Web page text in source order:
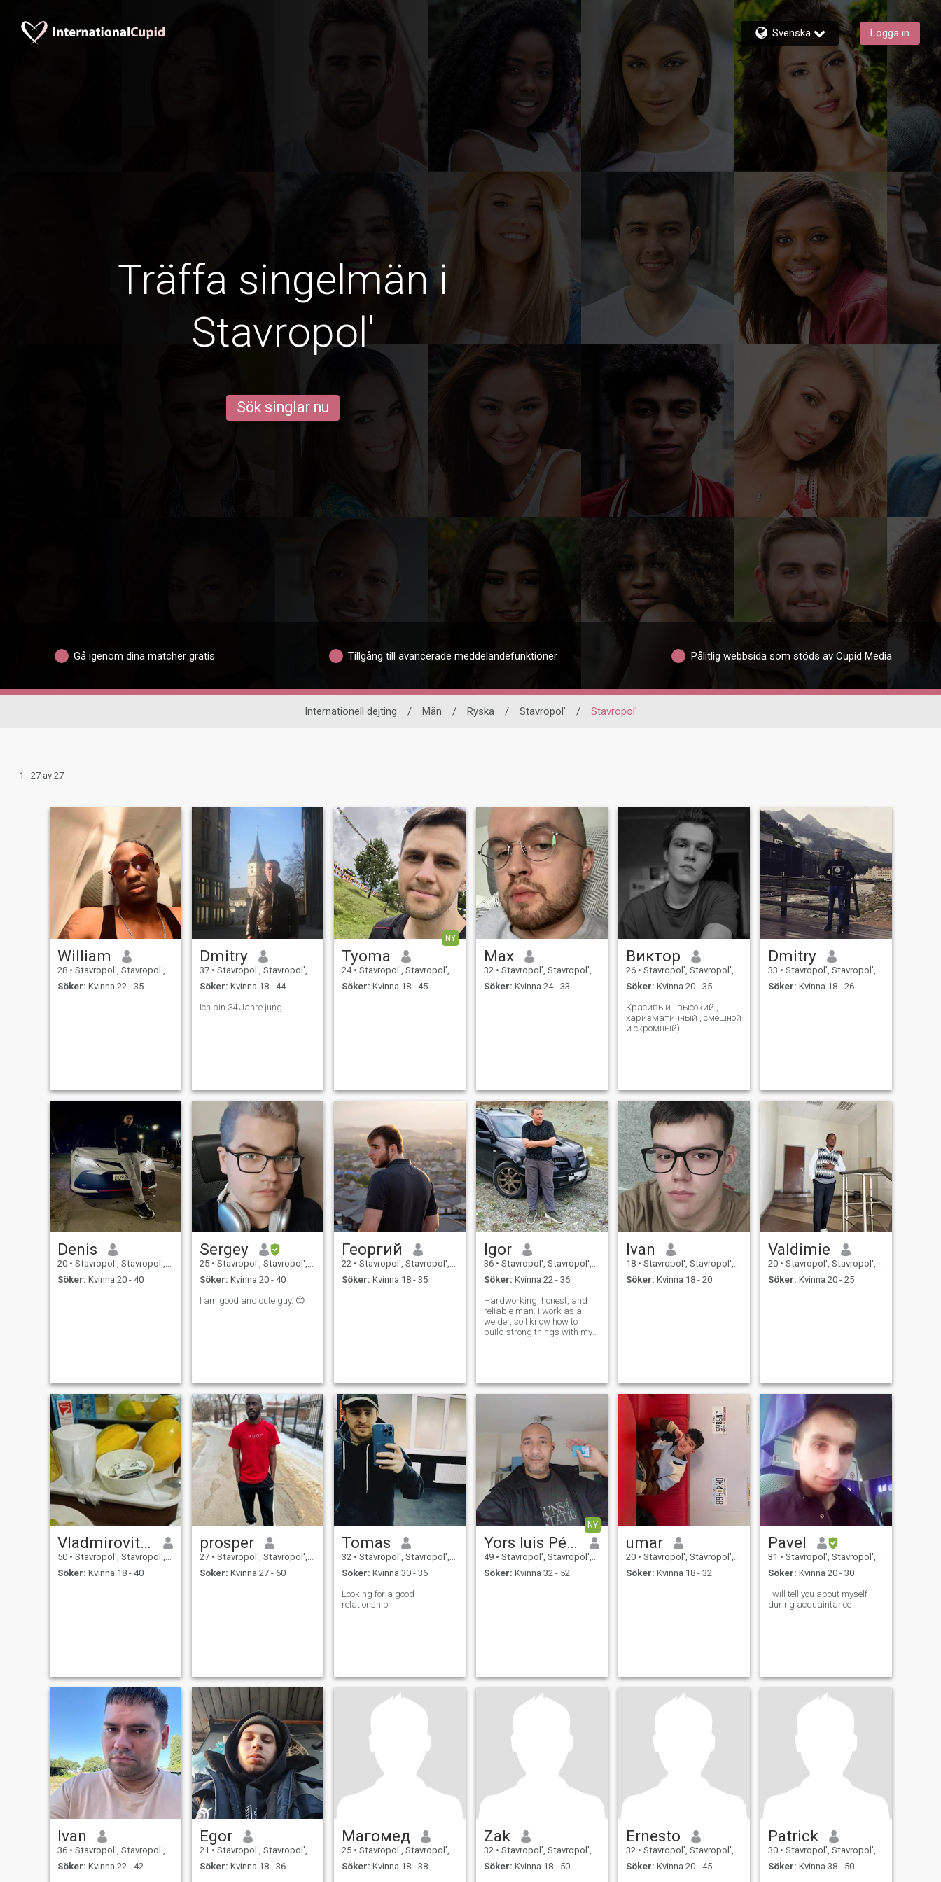
Svenska Logga in
Träffa singelmän i
Stavropol'
Sök singlar nu
Gå igenom dina matcher gratis Tillgång till avancerade meddelandefunktioner Pålitlig webbsida som stöds av Cupid Media
Internationell dejting / Män / Ryska / Stavropol' / Stavropol'
1 - 27 av 27
William
28 • Stavropol', Stavropol', Ryssland
Söker: Kvinna 22 - 35
Dmitry
37 • Stavropol', Stavropol', Ryssland
Söker: Kvinna 18 - 44
Ich bin 34 Jahre jung
NY
Tyoma
24 • Stavropol', Stavropol', Ryssland
Söker: Kvinna 18 - 45
Max
32 • Stavropol', Stavropol', Ryssland
Söker: Kvinna 24 - 33
Виктор
26 • Stavropol', Stavropol', Ryssland
Söker: Kvinna 20 - 35
Красивый , высокий ,
харизматичный , смешной
и скромный)
Dmitry
33 • Stavropol', Stavropol', Ryssland
Söker: Kvinna 18 - 26
Denis
20 • Stavropol', Stavropol', Ryssland
Söker: Kvinna 20 - 40
Sergey
25 • Stavropol', Stavropol', Ryssland
Söker: Kvinna 20 - 40
I am good and cute guy. 😊
Георгий
22 • Stavropol', Stavropol', Ryssland
Söker: Kvinna 18 - 35
Igor
36 • Stavropol', Stavropol', Ryssland
Söker: Kvinna 22 - 36
Hardworking, honest, and
reliable man. I work as a
welder, so I know how to
build strong things with my
Ivan
18 • Stavropol', Stavropol', Ryssland
Söker: Kvinna 18 - 20
Valdimie
20 • Stavropol', Stavropol', Ryssland
Söker: Kvinna 20 - 25
Vladmirovitch
50 • Stavropol', Stavropol', Ryssland
Söker: Kvinna 18 - 40
prosper
27 • Stavropol', Stavropol', Ryssland
Söker: Kvinna 27 - 60
Tomas
32 • Stavropol', Stavropol', Ryssland
Söker: Kvinna 30 - 36
Looking for a good
relationship
NY
Yors luis Pérez
49 • Stavropol', Stavropol', Ryssland
Söker: Kvinna 32 - 52
umar
20 • Stavropol', Stavropol', Ryssland
Söker: Kvinna 18 - 32
Pavel
31 • Stavropol', Stavropol', Ryssland
Söker: Kvinna 20 - 30
I will tell you about myself
during acquaintance
Ivan
36 • Stavropol', Stavropol', Ryssland
Söker: Kvinna 22 - 42
Egor
21 • Stavropol', Stavropol', Ryssland
Söker: Kvinna 18 - 36
Магомед
25 • Stavropol', Stavropol', Ryssland
Söker: Kvinna 18 - 38
Zak
32 • Stavropol', Stavropol', Ryssland
Söker: Kvinna 18 - 50
Ernesto
32 • Stavropol', Stavropol', Ryssland
Söker: Kvinna 20 - 45
Patrick
30 • Stavropol', Stavropol', Ryssland
Söker: Kvinna 38 - 50